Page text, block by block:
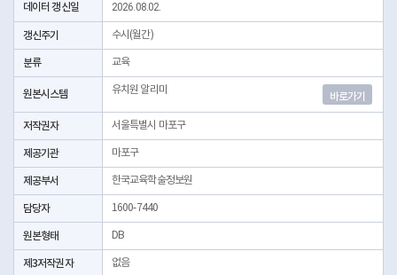
데이터 갱신일 2026.08.02.
갱신주기 수시(월간)
분류 교육
원본시스템 유치원 알리미
바로가기
저작권자 서울특별시 마포구
제공기관 마포구
제공부서 한국교육학술정보원
담당자 1600-7440
원본형태 DB
제3저작권자 없음